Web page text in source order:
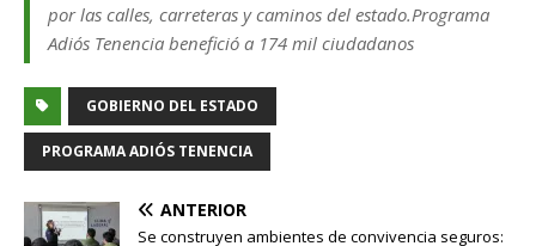
por las calles, carreteras y caminos del estado.Programa
Adiós Tenencia benefició a 174 mil ciudadanos
GOBIERNO DEL ESTADO
PROGRAMA ADIÓS TENENCIA
ANTERIOR
Se construyen ambientes de convivencia seguros: